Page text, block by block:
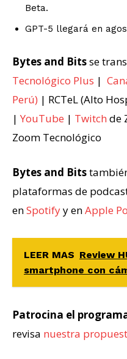
Beta.
GPT-5 llegará en
Bytes and Bitsse
Tecnológico Plus |
Perú) | RCTeL (Alto
| YouTube | Twitch de
Zoom Tecnológico
Bytes and Bits
plataformas de
enSpotifyy enApple
LEER MAS Review
smartphone con
Patrocina el
revisa nuestra